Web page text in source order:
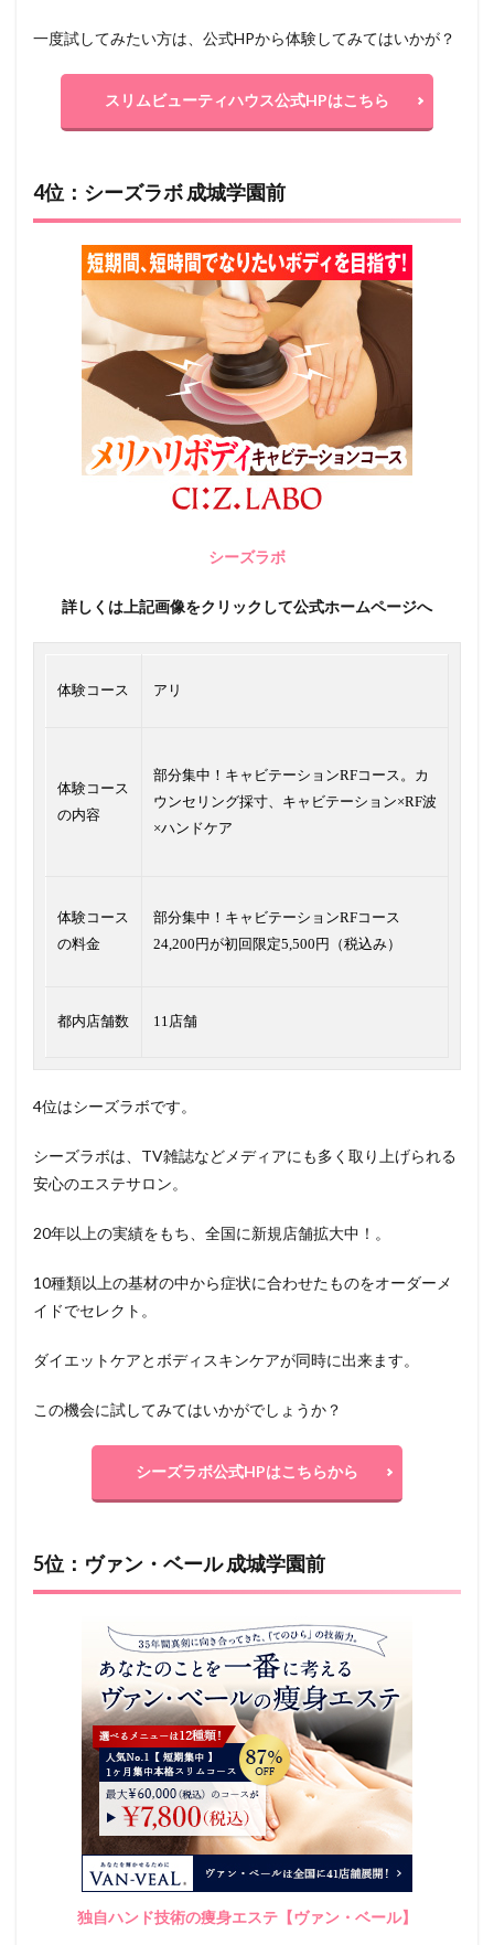
一度試してみたい方は、公式HPから体験してみてはいかが？
スリムビューティハウス公式HPはこちら
4位：シーズラボ 成城学園前
シーズラボ
詳しくは上記画像をクリックして公式ホームページへ
体験コース アリ
体験コース
の内容
部分集中！キャビテーションRFコース。カ
ウンセリング採寸、キャビテーション×RF波
×ハンドケア
体験コース
の料金
部分集中！キャビテーションRFコース
24,200円が初回限定5,500円（税込み）
都内店舗数 11店舗
4位はシーズラボです。
シーズラボは、TV雑誌などメディアにも多く取り上げられる
安心のエステサロン。
20年以上の実績をもち、全国に新規店舗拡大中！。
10種類以上の基材の中から症状に合わせたものをオーダーメ
イドでセレクト。
ダイエットケアとボディスキンケアが同時に出来ます。
この機会に試してみてはいかがでしょうか？
シーズラボ公式HPはこちらから
5位：ヴァン・ベール 成城学園前
独自ハンド技術の痩身エステ【ヴァン・ベール】